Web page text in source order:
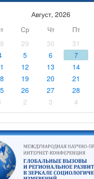
Август, 2026
Ср Чт Пт
29 30 31
5 6 7
12 13 14
19 20 21
26 27 28
2 3 4